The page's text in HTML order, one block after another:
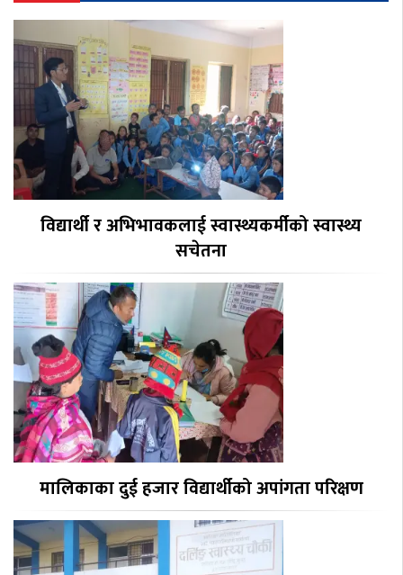
विद्यार्थी र अभिभावकलाई स्वास्थ्यकर्मीको स्वास्थ्य
सचेतना
मालिकाका दुई हजार विद्यार्थीको अपांगता परिक्षण